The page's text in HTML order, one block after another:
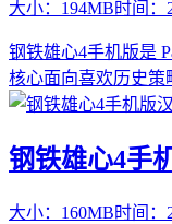
大小： 194MB时间：
钢铁雄心4手机版是
核心面向喜欢历史策
钢铁雄心4手
大小： 160MB时间：